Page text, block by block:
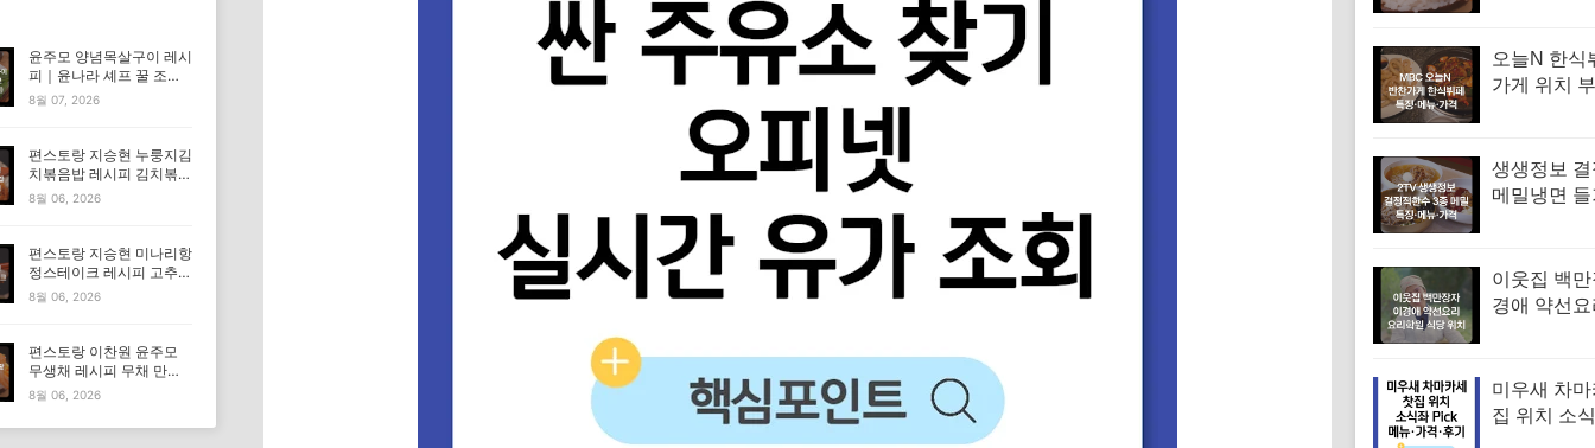
오늘N 한식
가게 위치
찬장인)
생생정보
메밀냉면
격
이웃집 백
경애 약선
보
미우새 차
집 위치 소
윤주모 양념목살구이 레시
피｜윤나라 셰프 꿀 조선
간장 정보 (편스토랑 이찬
8월 07, 2026
편스토랑 지승현 누룽지김
치볶음밥 레시피 김치볶음
밥 만드는법
8월 06, 2026
편스토랑 지승현 미나리항
정스테이크 레시피 고추장
마요소스 만드는법
8월 06, 2026
편스토랑 이찬원 윤주모
무생채 레시피 무채 만드
는법
8월 06, 2026